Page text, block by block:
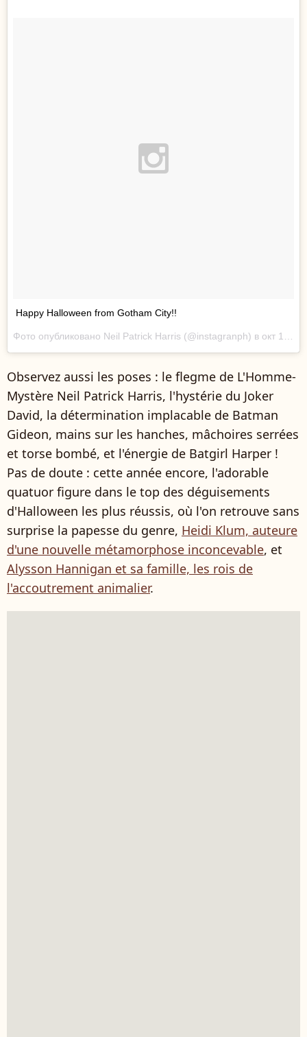
Happy Halloween from Gotham City!!
Фото опубликовано Neil Patrick Harris (@instagranph) в окт 10, 2014 at 2:33 PDT
Observez aussi les poses : le flegme de L'Homme-
Mystère Neil Patrick Harris, l'hystérie du Joker
David, la détermination implacable de Batman
Gideon, mains sur les hanches, mâchoires serrées
et torse bombé, et l'énergie de Batgirl Harper !
Pas de doute : cette année encore, l'adorable
quatuor figure dans le top des déguisements
d'Halloween les plus réussis, où l'on retrouve sans
surprise la papesse du genre, Heidi Klum, auteure
d'une nouvelle métamorphose inconcevable, et
Alysson Hannigan et sa famille, les rois de
l'accoutrement animalier.